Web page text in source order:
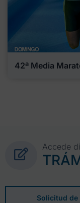
42ª Media
Accede
Solicitud